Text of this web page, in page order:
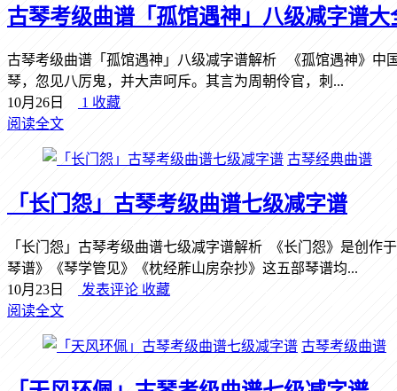
古琴考级曲谱「孤馆遇神」八级减字谱大
古琴考级曲谱「孤馆遇神」八级减字谱解析 《孤馆遇神》中
琴，忽见八厉鬼，并大声呵斥。其言为周朝伶官，刺...
10月26日
1 收藏
阅读全文
古琴经典曲谱
「长门怨」古琴考级曲谱七级减字谱
「长门怨」古琴考级曲谱七级减字谱解析 《长门怨》是创作
琴谱》《琴学管见》《枕经葄山房杂抄》这五部琴谱均...
10月23日
发表评论 收藏
阅读全文
古琴考级曲谱